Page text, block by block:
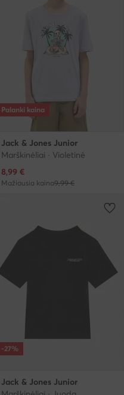
Palanki kaina
Jack & Jones Junior
Marškinėliai · Violetinė
Dabartinė kaina
8,99 €
Mažiausia kaina9,99 €
-27%
Jack & Jones Junior